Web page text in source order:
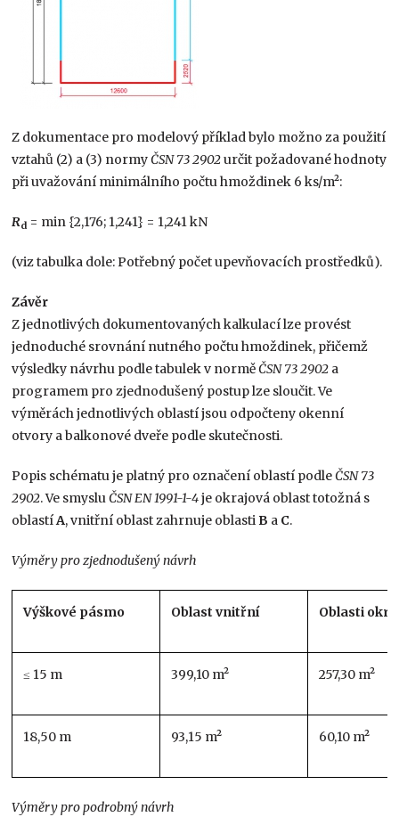
Z dokumentace pro modelový příklad bylo možno za použití
vztahů (2) a (3) normyČSN 73 2902určit požadované hodnoty
při uvažování minimálního počtu hmoždinek 6 ks/m²:
Rd = min {2,176; 1,241} = 1,241 kN
(viz tabulka dole: Potřebný počet upevňovacích prostředků).
Závěr
Z jednotlivých dokumentovaných kalkulací lze provést
jednoduché srovnání nutného počtu hmoždinek, přičemž
výsledky návrhu podle tabulek v norměČSN 73 2902 a
programem pro zjednodušený postup lze sloučit. Ve
výměrách jednotlivých oblastí jsou odpočteny okenní
otvory a balkonové dveře podle skutečnosti.
Popis schématu je platný pro označení oblastí podleČSN 73
2902. Ve smysluČSN EN 1991-1-4je okrajová oblast totožná s
oblastíA, vnitřní oblast zahrnuje oblastiB a C.
Výměry pro zjednodušený návrh
Výškové pásmo Oblast vnitřní Oblasti
≤ 15 m 399,10 m² 257,30 m²
18,50 m 93,15 m² 60,10 m²
Výměry pro podrobný návrh